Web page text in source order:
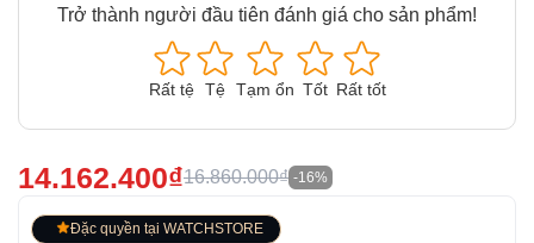
Trở thành người đầu tiên đánh giá cho sản phẩm!
Rất tệ Tệ Tạm ổn Tốt Rất tốt
14.162.400₫16.860.000₫ -16%
Đặc quyền tại WATCHSTORE